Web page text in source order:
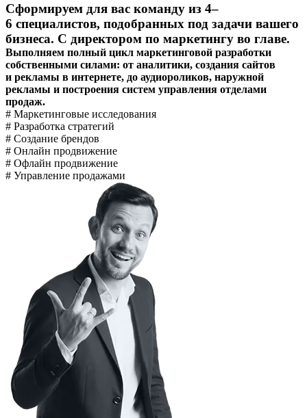
Сформируем для вас команду из 4–
6 специалистов, подобранных под задачи вашего
бизнеса. С директором по маркетингу во главе.
Выполняем полный цикл маркетинговой разработки
собственными силами: от аналитики, создания сайтов
и рекламы в интернете, до аудиороликов, наружной
рекламы и построения систем управления отделами
продаж.
# Маркетинговые исследования
# Разработка стратегий
# Создание брендов
# Онлайн продвижение
# Офлайн продвижение
# Управление продажами